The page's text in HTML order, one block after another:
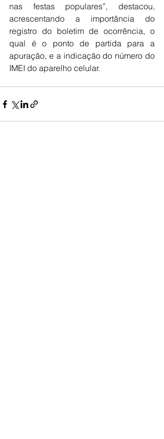
nas festas populares”, destacou,
acrescentando a importância do
registro do boletim de ocorrência, o
qual é o ponto de partida para a
apuração, e a indicação do número do
IMEI do aparelho celular.